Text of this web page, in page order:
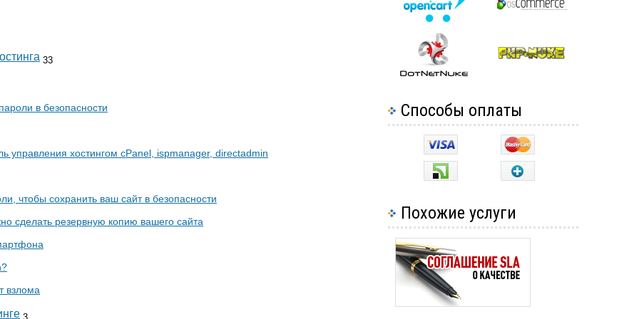
33
в безопасности
управления хостингом cPanel, ispmanager, directadmin
чтобы сохранить ваш сайт в безопасности
сделать резервную копию вашего сайта
взлома
Способы оплаты
Похожие услуги